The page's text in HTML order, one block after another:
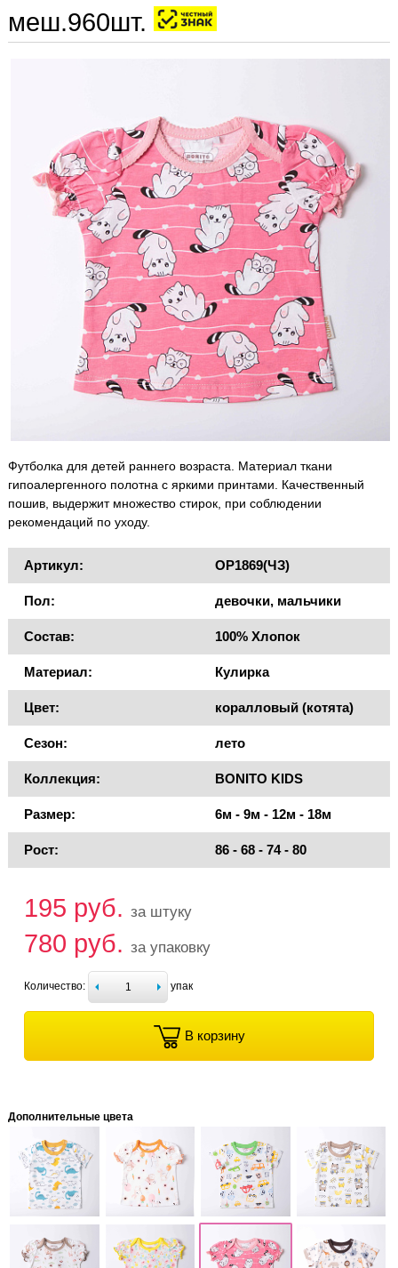
меш.960шт.
Футболка для детей раннего возраста. Материал ткани
гипоалергенного полотна с яркими принтами. Качественный
пошив, выдержит множество стирок, при соблюдении
рекомендаций по уходу.
Артикул: OP1869(ЧЗ)
Пол: девочки, мальчики
Состав: 100% Хлопок
Материал: Кулирка
Цвет: коралловый (котята)
Сезон: лето
Коллекция: BONITO KIDS
Размер: 6м - 9м - 12м - 18м
Рост: 86 - 68 - 74 - 80
195 руб. за штуку
780 руб. за упаковку
Количество: упак
В корзину
Дополнительные цвета